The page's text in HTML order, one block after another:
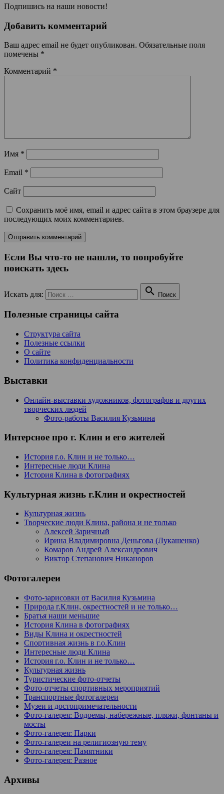
Подпишись на наши новости!
Добавить комментарий
Ваш адрес email не будет опубликован. Обязательные поля
помечены *
Комментарий *
Имя *
Email *
Сайт
Сохранить моё имя, email и адрес сайта в этом браузере для
последующих моих комментариев.
Если Вы что-то не нашли, то попробуйте
поискать здесь
Искать для:  Поиск
Полезные страницы сайта
Структура сайта
Полезные ссылки
О сайте
Политика конфиденциальности
Выставки
Онлайн-выставки художников, фотографов и других
творческих людей
Фото-работы Василия Кузьмина
Интерсное про г. Клин и его жителей
История г.о. Клин и не только…
Интересные люди Клина
История Клина в фотографиях
Культурная жизнь г.Клин и окрестностей
Культурная жизнь
Творческие люди Клина, района и не только
Алексей Заричный
Ирина Владимировна Деньгова (Лукашенко)
Комаров Андрей Александрович
Виктор Степанович Никаноров
Фотогалереи
Фото-зарисовки от Василия Кузьмина
Природа г.Клин, окрестностей и не только…
Братья наши меньшие
История Клина в фотографиях
Виды Клина и окрестностей
Спортивная жизнь в г.о.Клин
Интересные люди Клина
История г.о. Клин и не только…
Культурная жизнь
Туристические фото-отчеты
Фото-отчеты спортивных мероприятий
Транспортные фотогалереи
Музеи и достопримечательности
Фото-галерея: Водоемы, набережные, пляжи, фонтаны и
мосты
Фото-галерея: Парки
Фото-галереи на религиозную тему
Фото-галерея: Памятники
Фото-галерея: Разное
Архивы